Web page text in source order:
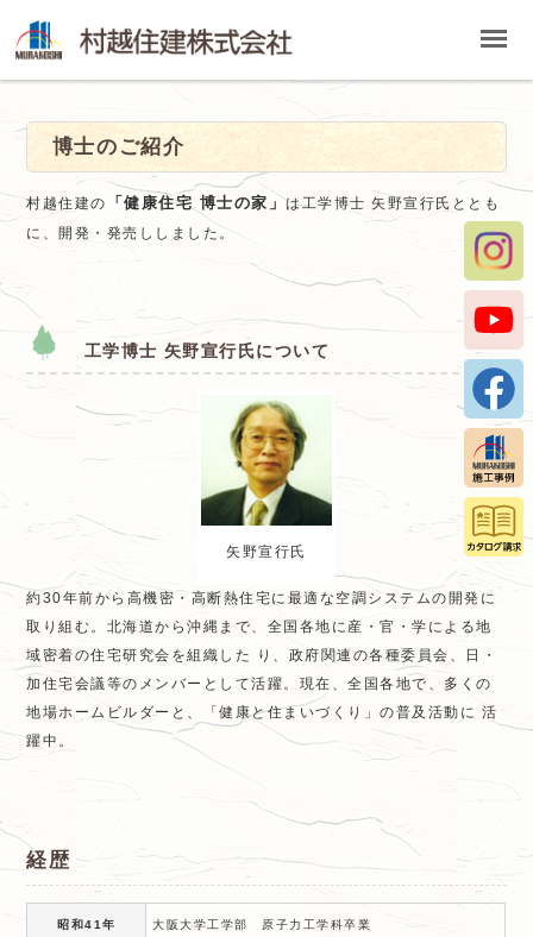
越
住
博士のご紹介
村越住建の 「健康住宅 博士の家」は工学博士 矢野宣行氏ととも
に、開発・発売ししました。
工学博士 矢野宣行氏について
矢野宣行氏
約30年前から高機密・高断熱住宅に最適な空調システムの開発に
取り組む。北海道から沖縄まで、全国各地に産・官・学による地
域密着の住宅研究会を組織した り、政府関連の各種委員会、日・
加住宅会議等のメンバーとして活躍。現在、全国各地で、多くの
地場ホームビルダーと、「健康と住まいづくり」の普及活動に 活
躍中。
経歴
昭和41年 大阪大学工学部 原子力工学科卒業